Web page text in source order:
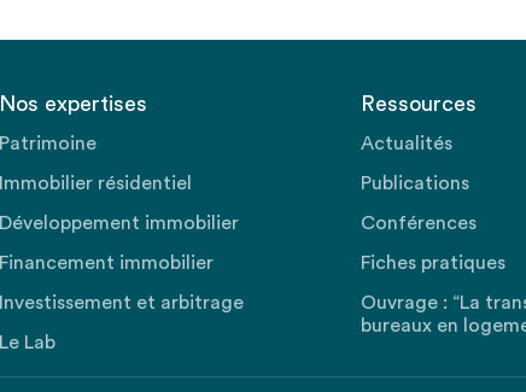
Nos expertises
Patrimoine
Immobilier résidentiel
Développement immobilier
Financement immobilier
Investissement et arbitrage
Le Lab
Ressources
Actualités
Publications
Conférences
Fiches pratiques
Ouvrage : “La
bureaux en